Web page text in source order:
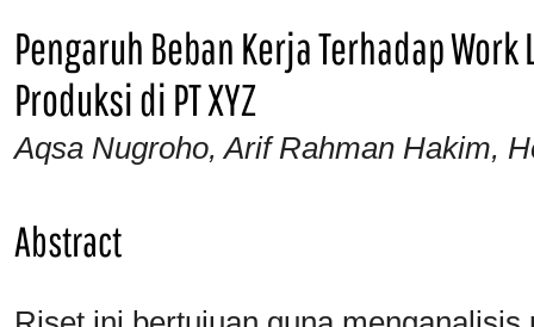
Pengaruh Beban Kerja Terhadap
Produksi di PT XYZ
Aqsa Nugroho, Arif Rahman Hakim,
Abstract